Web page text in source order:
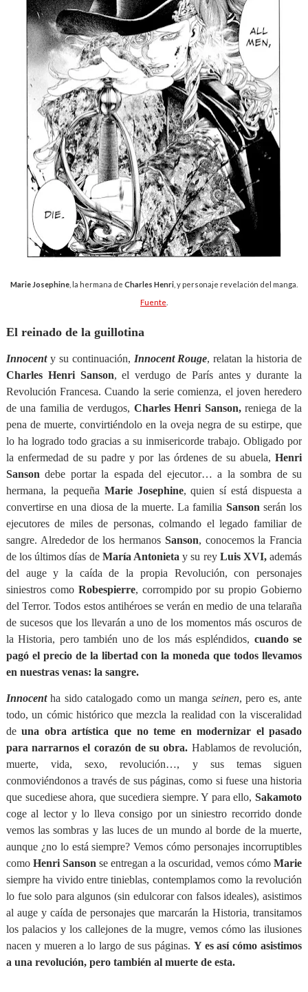
Marie Josephine, la hermana de Charles Henri, y personaje revelación del manga.
Fuente
El reinado de la guillotina
Innocent y su continuación, Innocent Rouge, relatan la historia de
Charles Henri Sanson, el verdugo de París antes y durante la
Revolución Francesa. Cuando la serie comienza, el joven heredero
de una familia de verdugos, Charles Henri Sanson,reniega de la
pena de muerte, convirtiéndolo en la oveja negra de su estirpe, que
lo ha logrado todo gracias a su inmisericorde trabajo. Obligado por
la enfermedad de su padre y por las órdenes de su abuela,Henri
Sansondebe portar la espada del ejecutor… a la sombra de su
hermana, la pequeña Marie Josephine, quien sí está dispuesta a
convertirse en una diosa de la muerte. La familia Sanson serán los
ejecutores de miles de personas, colmando el legado familiar de
sangre. Alrededor de los hermanos Sanson, conocemos la Francia
de los últimos días de María Antonieta y su rey Luis XVI,además
del auge y la caída de la propia Revolución, con personajes
siniestros como Robespierre, corrompido por su propio Gobierno
del Terror. Todos estos antihéroes se verán en medio de una telaraña
de sucesos que los llevarán a uno de los momentos más oscuros de
la Historia, pero también uno de los más espléndidos, cuando se
pagó el precio de la libertad con la moneda que todos llevamos
en nuestras venas: la sangre.
Innocentha sido catalogado como un manga seinen, pero es, ante
todo, un cómic histórico que mezcla la realidad con la visceralidad
deuna obra artística que no teme en modernizar el pasado
para narrarnos el corazón de su obra. Hablamos de revolución,
muerte, vida, sexo, revolución…, y sus temas siguen
conmoviéndonos a través de sus páginas, como si fuese una historia
que sucediese ahora, que sucediera siempre. Y para ello,Sakamoto
coge al lector y lo lleva consigo por un siniestro recorrido donde
vemos las sombras y las luces de un mundo al borde de la muerte,
aunque ¿no lo está siempre? Vemos cómo personajes incorruptibles
como Henri Sanson se entregan a la oscuridad, vemos cómoMarie
siempre ha vivido entre tinieblas, contemplamos como la revolución
lo fue solo para algunos (sin edulcorar con falsos ideales), asistimos
al auge y caída de personajes que marcarán la Historia, transitamos
los palacios y los callejones de la mugre, vemos cómo las ilusiones
nacen y mueren a lo largo de sus páginas. Y es así cómo asistimos
a una revolución, pero también al muerte de esta.